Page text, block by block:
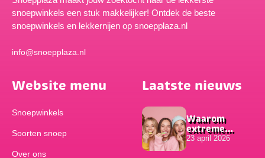
snoepwinkels een stuk makkelijker! Ontdek de beste
snoepwinkels en lekkernijen op snoepplaza.nl
info@snoepplaza.nl
Website menu
Snoepwinkels
Soorten snoep
Over ons
Laatste nieuws
Waarom
extreme
smaken zo
23 april 2026